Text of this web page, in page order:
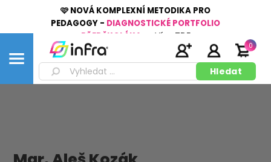
🩷 NOVÁ KOMPLEXNÍ METODIKA PRO
PEDAGOGY - DIAGNOSTICKÉ PORTFOLIO
PŘEDŠKOLÁKA
Více ZDE
0